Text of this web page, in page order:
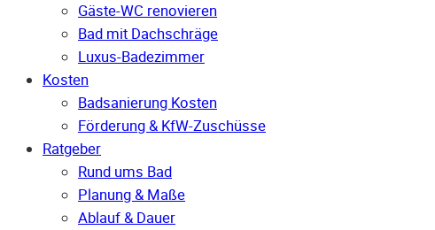
Gäste-WC renovieren
Bad mit Dachschräge
Luxus-Badezimmer
Kosten
Badsanierung Kosten
Förderung & KfW-Zuschüsse
Ratgeber
Rund ums Bad
Planung & Maße
Ablauf & Dauer